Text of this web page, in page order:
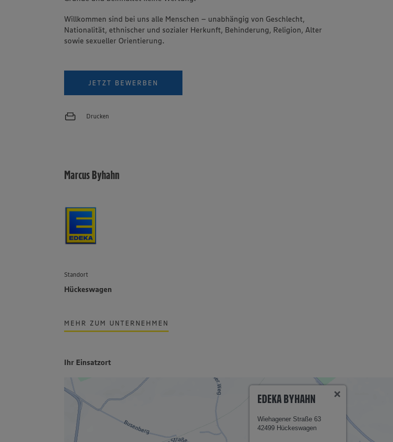
Willkommen sind bei uns alle Menschen – unabhängig von Geschlecht,
Nationalität, ethnischer und sozialer Herkunft, Behinderung, Religion, Alter
sowie sexueller Orientierung.
JETZT BEWERBEN
Drucken
Marcus Byhahn
Standort
Hückeswagen
MEHR ZUM UNTERNEHMEN
Ihr Einsatzort
EDEKA BYHAHN
Wiehagener Straße 63
42499 Hückeswagen